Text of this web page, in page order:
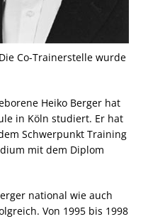
Co-Trainerstelle wurde
Heiko Berger hat
in Köln studiert. Er hat
Schwerpunkt Training
mit dem Diplom
national wie auch
Von 1995 bis 1998